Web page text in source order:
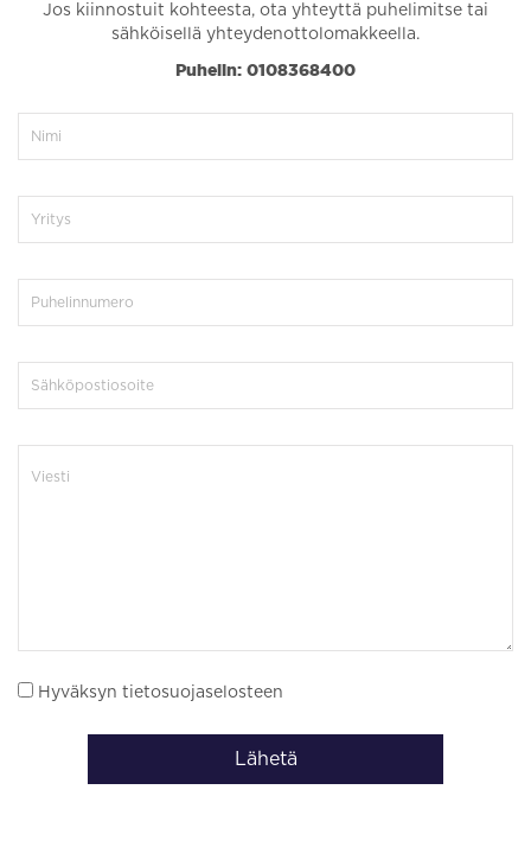
Jos kiinnostuit kohteesta, ota yhteyttä puhelimitse tai
sähköisellä yhteydenottolomakkeella.
Puhelin: 0108368400
Hyväksyn tietosuojaselosteen
Lähetä